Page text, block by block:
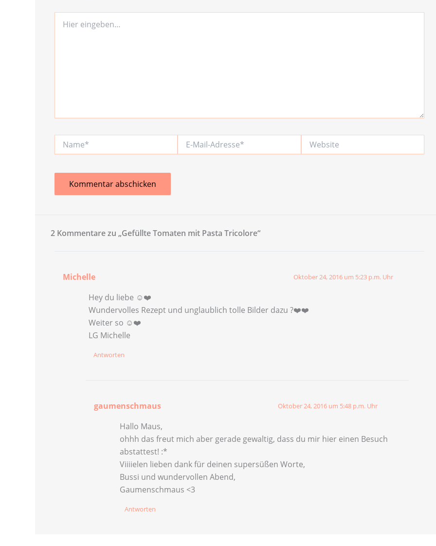
eingeben…
Mail-
Website
2 Kommentare zu „Gefüllte Tomaten mit Pasta Tricolore“
Michelle Oktober 24, 2016 um 5:23 p.m. Uhr
Hey du liebe ☺️❤️
Wundervolles Rezept und unglaublich tolle Bilder dazu ?❤️❤️
Weiter so ☺️❤️
LG Michelle
Antworten
gaumenschmaus Oktober 24, 2016 um 5:48 p.m. Uhr
Hallo Maus,
ohhh das freut mich aber gerade gewaltig, dass du mir hier einen Besuch
abstattest! :*
Viiiielen lieben dank für deinen supersüßen Worte,
Bussi und wundervollen Abend,
Gaumenschmaus <3
Antworten